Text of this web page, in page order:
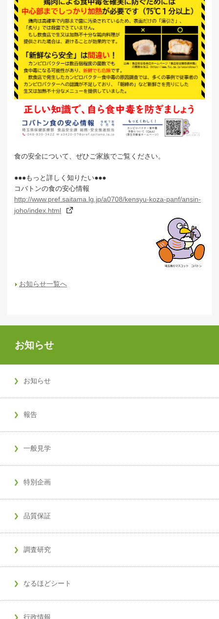
食の安全について、ぜひご家族でご覧ください。
●●●もっと詳しく知りたい●●●
コバトンの食の安心情報
http://www.pref.saitama.lg.jp/a0708/kensyu-koza-panf/ansin-
joho/index.html
お知らせ一覧へ
お知らせ
お知らせ
報告
一般見学
特別企画
品質保証
調査研究
なるほどシート
行政情報